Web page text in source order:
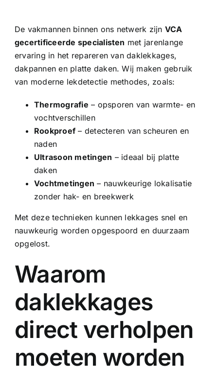
De vakmannen binnen ons netwerk zijn VCA
gecertificeerde specialisten met jarenlange
ervaring in het repareren van daklekkages,
dakpannen en platte daken. Wij maken gebruik
van moderne lekdetectie methodes, zoals:
Thermografie – opsporen van warmte- en
vochtverschillen
Rookproef– detecteren van scheuren en
naden
Ultrasoon metingen – ideaal bij platte
daken
Vochtmetingen – nauwkeurige lokalisatie
zonder hak- en breekwerk
Met deze technieken kunnen lekkages snel en
nauwkeurig worden opgespoord en duurzaam
opgelost.
Waarom
daklekkages
direct verholpen
moeten worden